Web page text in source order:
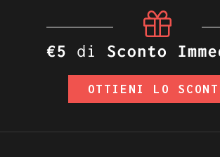
OTTIENI LO